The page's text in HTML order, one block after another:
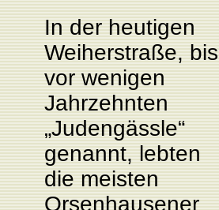
In der heutigen
Weiherstraße, bis
vor wenigen
Jahrzehnten
„Judengässle“
genannt, lebten
die meisten
Orsenhausener